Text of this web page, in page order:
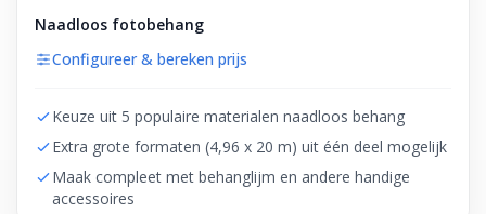
Naadloos fotobehang
Configureer & bereken prijs
Keuze uit 5 populaire materialen naadloos behang
Extra grote formaten (4,96 x 20 m) uit één deel mogelijk
Maak compleet met behanglijm en andere handige
accessoires